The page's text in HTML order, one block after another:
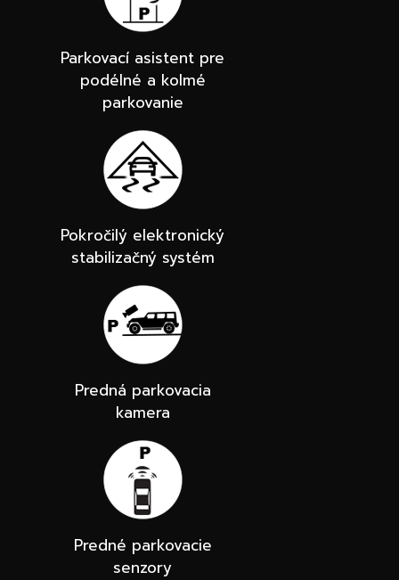
Parkovací asistent pre
podélné a kolmé
parkovanie
Pokročilý elektronický
stabilizačný systém
Predná parkovacia
kamera
Predné parkovacie
senzory